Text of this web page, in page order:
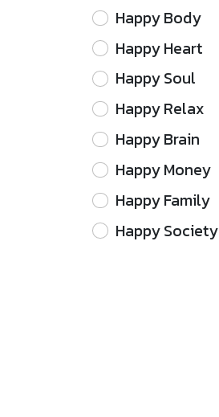
Happy Body
Happy Heart
Happy Soul
Happy Relax
Happy Brain
Happy Money
Happy Family
Happy Society